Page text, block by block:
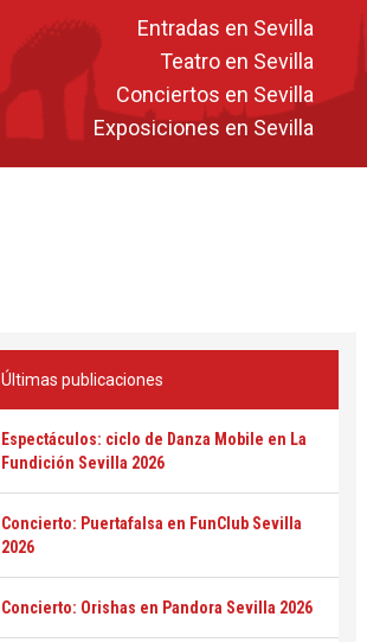
Entradas en Sevilla
Teatro en Sevilla
Conciertos en Sevilla
Exposiciones en Sevilla
Últimas publicaciones
Espectáculos: ciclo de Danza Mobile en La
Fundición Sevilla 2026
Concierto: Puertafalsa en FunClub Sevilla
2026
Concierto: Orishas en Pandora Sevilla 2026